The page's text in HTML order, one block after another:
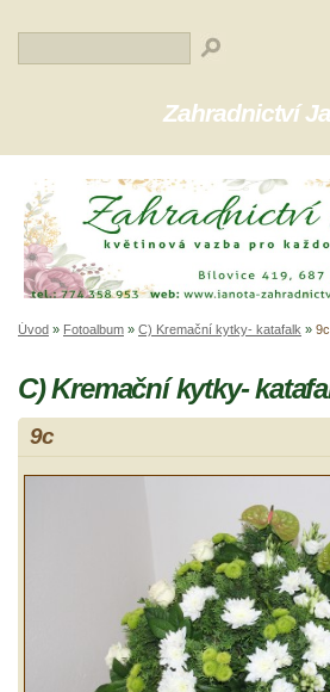
Zahradnictví
Úvod » Fotoalbum » C) Kremační kytky- katafalk » 9c
C) Kremační kytky-
9c